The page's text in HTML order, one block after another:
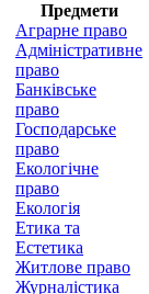
Предмети
Аграрне право
Адміністративне
право
Банківське
право
Господарське
право
Екологічне
право
Екологія
Етика та
Естетика
Житлове право
Журналістика